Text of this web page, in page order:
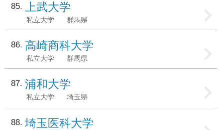
85 上武大学
私立大学 群馬県
86 高崎商科大学
私立大学 群馬県
87 浦和大学
私立大学 埼玉県
88 埼玉医科大学